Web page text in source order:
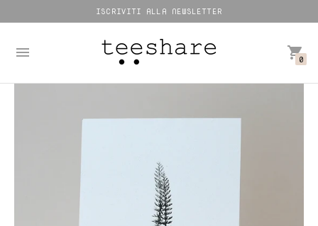
ISCRIVITI ALLA NEWSLETTER
0